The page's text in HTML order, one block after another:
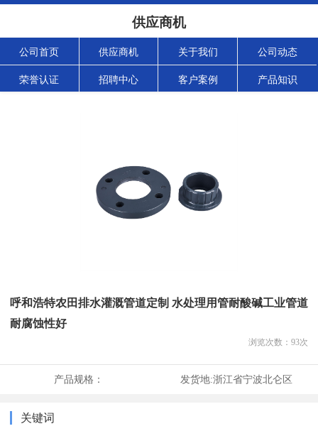
供应商机
公司首页 供应商机 关于我们 公司动态
荣誉认证 招聘中心 客户案例 产品知识
呼和浩特农田排水灌溉管道定制 水处理用管耐酸碱工业管道
耐腐蚀性好
浏览次数： 93次
产品规格： 发货地:浙江省宁波北仑区
关键词